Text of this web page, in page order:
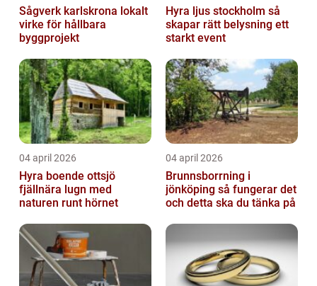
Sågverk karlskrona lokalt
virke för hållbara
byggprojekt
Hyra ljus stockholm så
skapar rätt belysning ett
starkt event
04 april 2026
Hyra boende ottsjö
fjällnära lugn med
naturen runt hörnet
04 april 2026
Brunnsborrning i
jönköping så fungerar det
och detta ska du tänka på